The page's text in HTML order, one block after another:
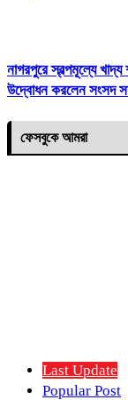
নাগরপুরে স্বল্পমূল্যে
উদ্বোধন করলেন সংসদ
ফেসবুকে আমরা
Last Update
Popular Post